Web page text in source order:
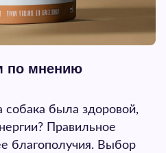
по мнению
была здоровой,
Правильное
благополучия. Выбор